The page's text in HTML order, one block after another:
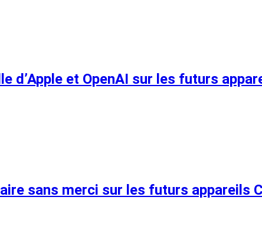
d’Apple et OpenAI sur les futurs
sans merci sur les futurs appareils